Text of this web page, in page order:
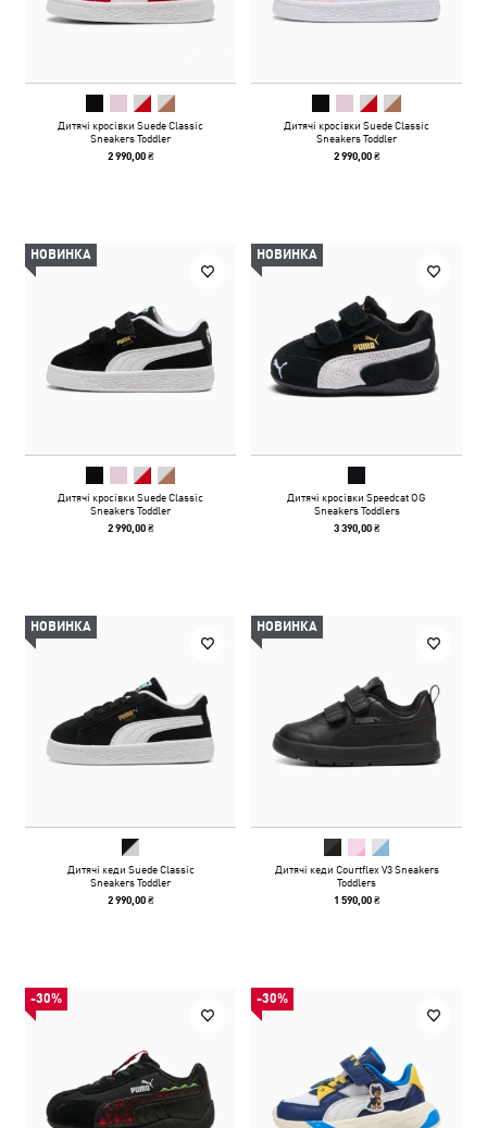
Дитячі кросівки Suede Classic
Sneakers Toddler
2 990,00 ₴
Дитячі кросівки Suede Classic
Sneakers Toddler
2 990,00 ₴
НОВИНКА
Дитячі кросівки Suede Classic
Sneakers Toddler
2 990,00 ₴
НОВИНКА
Дитячі кросівки Speedcat OG
Sneakers Toddlers
3 390,00 ₴
НОВИНКА
Дитячі кеди Suede Classic
Sneakers Toddler
2 990,00 ₴
НОВИНКА
Дитячі кеди Courtflex V3 Sneakers
Toddlers
1 590,00 ₴
-30% -30%